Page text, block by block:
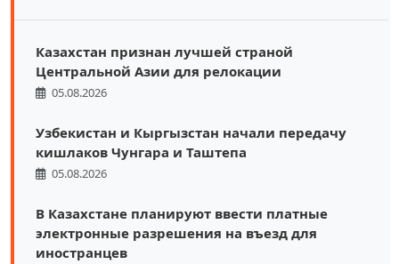
Казахстан признан лучшей страной
Центральной Азии для релокации
05.08.2026
Узбекистан и Кыргызстан начали передачу
кишлаков Чунгара и Таштепа
05.08.2026
В Казахстане планируют ввести платные
электронные разрешения на въезд для
иностранцев